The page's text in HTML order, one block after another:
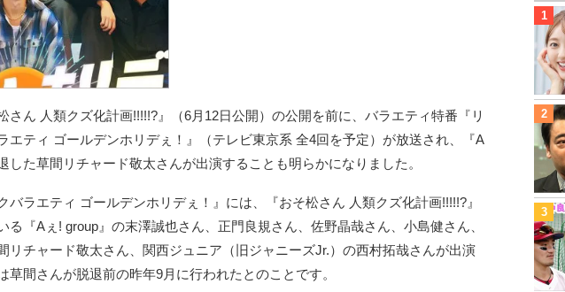
さん 人類クズ化計画!!!!!?』（6月12日公開）の公開を前に、バラエティ特番『リ
エティ ゴールデンホリデぇ！』（テレビ東京系 全4回を予定）が放送され、『A
した草間リチャード敬太さんが出演することも明らかになりました。
バラエティ ゴールデンホリデぇ！』には、『おそ松さん 人類クズ化計画!!!!!?』
る『Aぇ! group』の末澤誠也さん、正門良規さん、佐野晶哉さん、小島健さん、
リチャード敬太さん、関西ジュニア（旧ジャニーズJr.）の西村拓哉さんが出演
草間さんが脱退前の昨年9月に行われたとのことです。